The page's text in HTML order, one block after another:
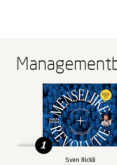
Sven Rickli
1